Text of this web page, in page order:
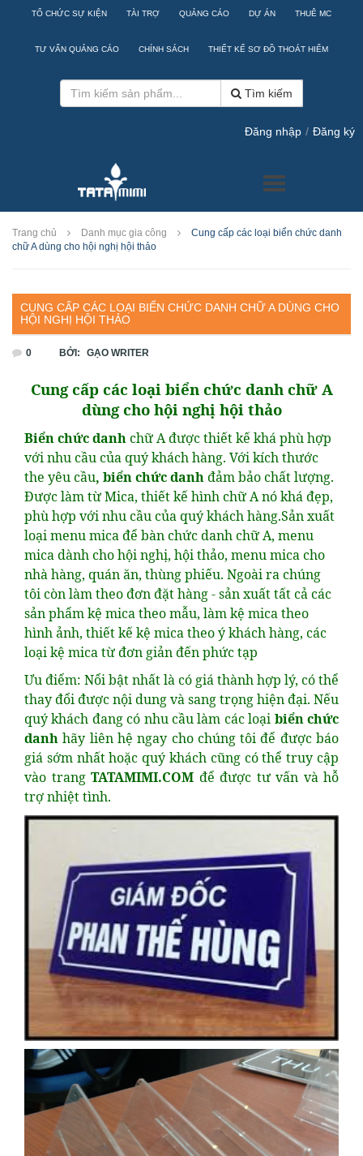
TỔ CHỨC SỰ KIỆN TÀI TRỢ QUẢNG CÁO DỰ ÁN THUÊ MC
TƯ VẤN QUẢNG CÁO CHÍNH SÁCH THIẾT KẾ SƠ ĐỒ THOÁT HIỂM
Tìm kiếm
Đăng nhập / Đăng ký
Trang chủ Danh mục gia công
Cung cấp các loại biển chức danh
chữ A dùng cho hội nghị hội thảo
CUNG CẤP CÁC LOẠI BIỂN CHỨC DANH CHỮ A DÙNG CHO
HỘI NGHỊ HỘI THẢO
0 BỞI: GẠO WRITER
Cung cấp các loại biển chức danh chữ A
dùng cho hội nghị hội thảo
Biển chức danhchữ A được thiết kế khá phù hợp
với nhu cầu của quý khách hàng. Với kích thước
the yêu cầu, biển chức danhđảm bảo chất lượng.
Được làm từ Mica, thiết kế hình chữ A nó khá đẹp,
phù hợp với nhu cầu của quý khách hàng.Sản xuất
loại menu mica để bàn chức danh chữ A, menu
mica dành cho hội nghị, hội thảo, menu mica cho
nhà hàng, quán ăn, thùng phiếu. Ngoài ra chúng
tôi còn làm theo đơn đặt hàng - sản xuất tất cả các
sản phẩm kệ mica theo mẫu, làm kệ mica theo
hình ảnh, thiết kế kệ mica theo ý khách hàng, các
loại kệ mica từ đơn giản đến phức tạp
Ưu điểm: Nổi bật nhất là có giá thành hợp lý, có thể
thay đổi được nội dung và sang trọng hiện đại. Nếu
quý khách đang có nhu cầu làm các loại biển chức
danh hãy liên hệ ngay cho chúng tôi để được báo
giá sớm nhất hoặc quý khách cũng có thể truy cập
vào trang TATAMIMI.COM để được tư vấn và hỗ
trợ nhiệt tình.